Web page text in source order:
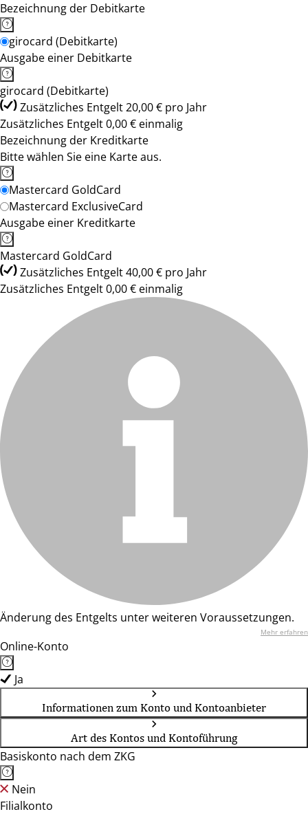
Bezeichnung der Debitkarte
girocard (Debitkarte)
Ausgabe einer Debitkarte
girocard (Debitkarte)
Zusätzliches Entgelt 20,00 € pro Jahr
Zusätzliches Entgelt 0,00 € einmalig
Bezeichnung der Kreditkarte
Bitte wählen Sie eine Karte aus.
Mastercard GoldCard
Mastercard ExclusiveCard
Ausgabe einer Kreditkarte
Mastercard GoldCard
Zusätzliches Entgelt 40,00 € pro Jahr
Zusätzliches Entgelt 0,00 € einmalig
Änderung des Entgelts unter weiteren Voraussetzungen.
Mehr erfahren
Online-Konto
Ja
Informationen zum Konto und Kontoanbieter
Art des Kontos und Kontoführung
Basiskonto nach dem ZKG
Nein
Filialkonto